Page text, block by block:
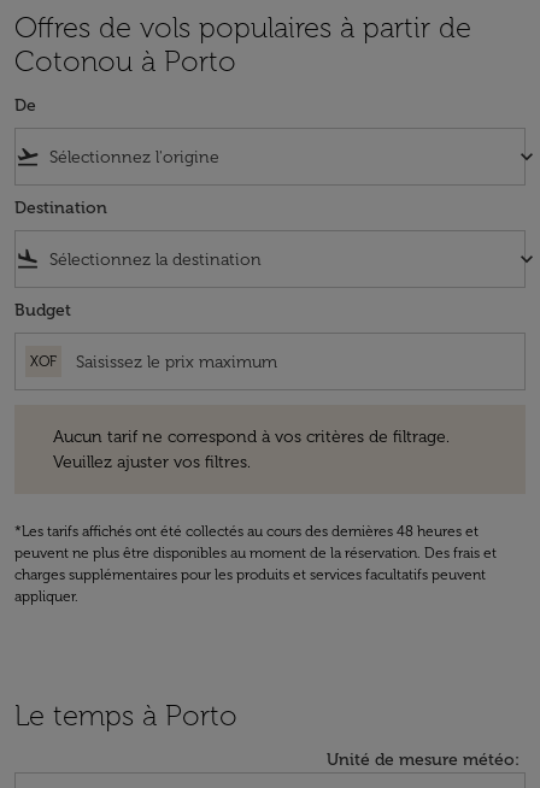
Offres de vols populaires à partir de
Cotonou à Porto
De
flight_takeoff keyboard_arrow_down
Destination
flight_land keyboard_arrow_down
Budget
XOF
Aucun tarif ne correspond à vos critères de filtrage.
Veuillez ajuster vos filtres.
*Les tarifs affichés ont été collectés au cours des dernières 48 heures et
peuvent ne plus être disponibles au moment de la réservation. Des frais et
charges supplémentaires pour les produits et services facultatifs peuvent
appliquer.
Le temps à Porto
Unité de mesure météo: